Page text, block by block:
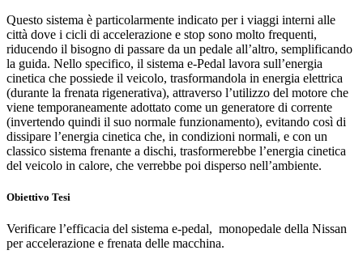
Questo sistema è particolarmente indicato per i viaggi interni alle
città dove i cicli di accelerazione e stop sono molto frequenti,
riducendo il bisogno di passare da un pedale all’altro, semplificando
la guida. Nello specifico, il sistema e-Pedal lavora sull’energia
cinetica che possiede il veicolo, trasformandola in energia elettrica
(durante la frenata rigenerativa), attraverso l’utilizzo del motore che
viene temporaneamente adottato come un generatore di corrente
(invertendo quindi il suo normale funzionamento), evitando così di
dissipare l’energia cinetica che, in condizioni normali, e con un
classico sistema frenante a dischi, trasformerebbe l’energia cinetica
del veicolo in calore, che verrebbe poi disperso nell’ambiente.
Obiettivo Tesi
Verificare l’efficacia del sistema e-pedal, monopedale della Nissan
per accelerazione e frenata delle macchina.